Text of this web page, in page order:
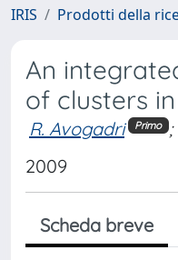
IRIS Prodotti della
An
of clusters
R. Avogadri Primo ;
2009
Scheda breve